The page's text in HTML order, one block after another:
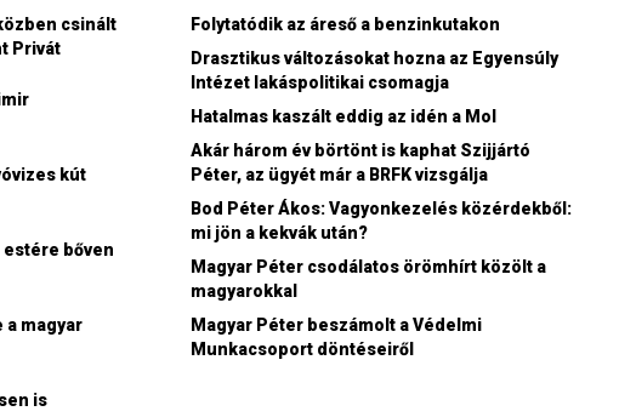
csinált
Privát
kút
bőven
a magyar
is
Folytatódik az áreső a benzinkutakon
Drasztikus változásokat hozna az Egyensúly
Intézet lakáspolitikai csomagja
Hatalmas kaszált eddig az idén a Mol
Akár három év börtönt is kaphat Szijjártó
Péter, az ügyét már a BRFK vizsgálja
Bod Péter Ákos: Vagyonkezelés közérdekből:
mi jön a kekvák után?
Magyar Péter csodálatos örömhírt közölt a
magyarokkal
Magyar Péter beszámolt a Védelmi
Munkacsoport döntéseiről